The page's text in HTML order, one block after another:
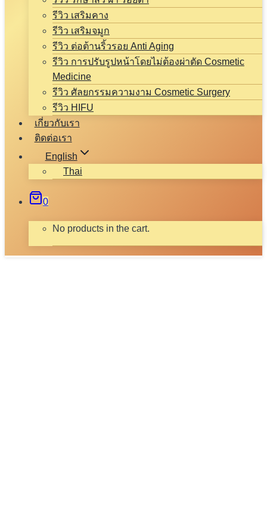
รีวิว เสริมคาง
รีวิว เสริมจมูก
รีวิว ต่อต้านริ้วรอย Anti Aging
รีวิว การปรับรูปหน้าโดยไม่ต้องผ่าตัด Cosmetic
Medicine
รีวิว ศัลยกรรมความงาม Cosmetic Surgery
รีวิว HIFU
เกี่ยวกับเรา
ติดต่อเรา
English
Thai
0
No products in the cart.